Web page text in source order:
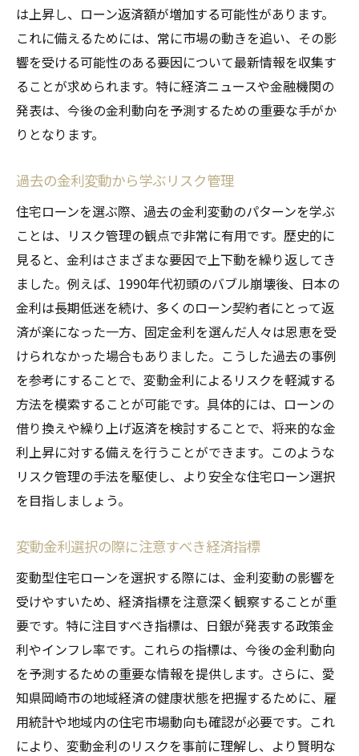
は上昇し、ローン返済額が増加する可能性があります。
これに備えるためには、常に市場の動きを追い、その影
響を受ける可能性のある要因について最新情報を収集す
ることが求められます。特に経済ニュースや金融機関の
発表は、今後の金利動向を予測するための重要な手がか
りとなります。
過去の金利変動から学ぶリスク管理
住宅ローンを選ぶ際、過去の金利変動のパターンを学ぶ
ことは、リスク管理の観点で非常に有用です。歴史的に
見ると、金利はさまざまな要因で上下動を繰り返してき
ました。例えば、1990年代初頭のバブル崩壊後、日本の
金利は長期低迷を続け、多くのローン契約者にとって返
済が楽になった一方、固定金利を選んだ人々は恩恵を受
けられなかった場合もありました。こうした過去の事例
を参考にすることで、変動金利によるリスクを軽減する
方法を模索することが可能です。具体的には、ローンの
借り換えや繰り上げ返済を検討することで、将来的な金
利上昇に対する備えを行うことができます。このような
リスク管理の手法を駆使し、より安全な住宅ローン選択
を目指しましょう。
変動金利選択の際に注意すべき経済指標
変動型住宅ローンを選択する際には、金利変動の影響を
受けやすいため、経済指標を注意深く観察することが重
要です。特に注目すべき指標は、日銀が発表する政策金
利やインフレ率です。これらの指標は、今後の金利動向
を予測するための重要な情報を提供します。さらに、愛
知県岡崎市の地域経済の健康状態を把握するために、雇
用統計や地域内の住宅市場動向も確認が必要です。これ
により、変動金利のリスクを事前に理解し、より賢明な